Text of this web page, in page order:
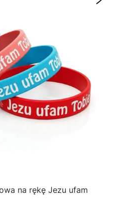
na rękę Jezu ufam